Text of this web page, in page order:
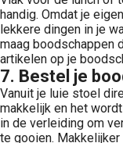
handig. Omdat je
lekkere dingen in je
maag boodschappen
artikelen op je
7. Bestel je
Vanuit je luie stoel
makkelijk en het
in de verleiding om
te gooien. Makkelijker